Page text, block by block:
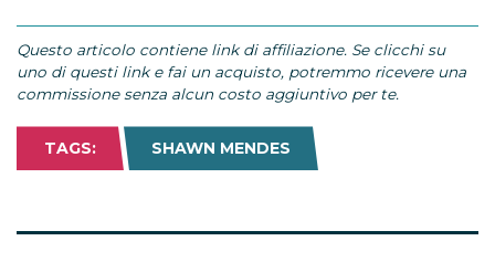
Questo articolo contiene link di affiliazione. Se clicchi su
uno di questi link e fai un acquisto, potremmo ricevere una
commissione senza alcun costo aggiuntivo per te.
TAGS: SHAWN MENDES